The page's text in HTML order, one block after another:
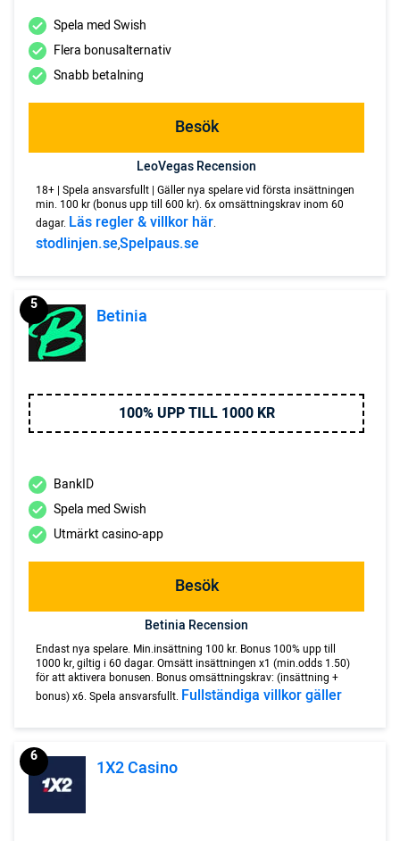
Spela med Swish
Flera bonusalternativ
Snabb betalning
Besök
LeoVegas Recension
18+ | Spela ansvarsfullt | Gäller nya spelare vid första insättningen
min. 100 kr (bonus upp till 600 kr). 6x omsättningskrav inom 60
dagar. Läs regler & villkor här.
stodlinjen.se,Spelpaus.se
Betinia
5
100% UPP TILL 1000 KR
BankID
Spela med Swish
Utmärkt casino-app
Besök
Betinia Recension
Endast nya spelare. Min.insättning 100 kr. Bonus 100% upp till
1000 kr, giltig i 60 dagar. Omsätt insättningen x1 (min.odds 1.50)
för att aktivera bonusen. Bonus omsättningskrav: (insättning +
bonus) x6. Spela ansvarsfullt. Fullständiga villkor gäller
1X2 Casino
6